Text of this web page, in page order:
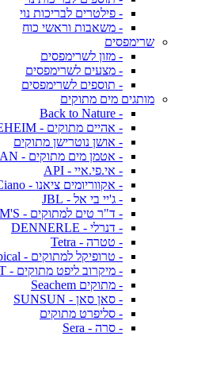
- פילטרים לבריכות נוי
- משאבות וראשי כוח
שרימפסים
- מזון לשרימפסים
- מצעים לשרימפסים
- תוספים לשרימפסים
מותגים מים מתוקים
- Back to Nature
- אהיים מתוקים - EHEIM
- אושן נוטרישן מתוקים
- אטמן מים מתוקים - ATMAN
- אי.פי.איי - API
- אקווריומים ציאנו - Ciano
- ג'יי בי אל - JBL
- ד"ר טים למתוקים - DR. TIM'S
- דנרלי - DENNERLE
- טטרה - Tetra
- טרופיקל למתוקים - Tropical
- מיקרוב ליפט מתוקים - MICROBE LIFT
- מתוקים Seachem
- סאן סאן - SUNSUN
- סליפרט מתוקים
- סרה - Sera